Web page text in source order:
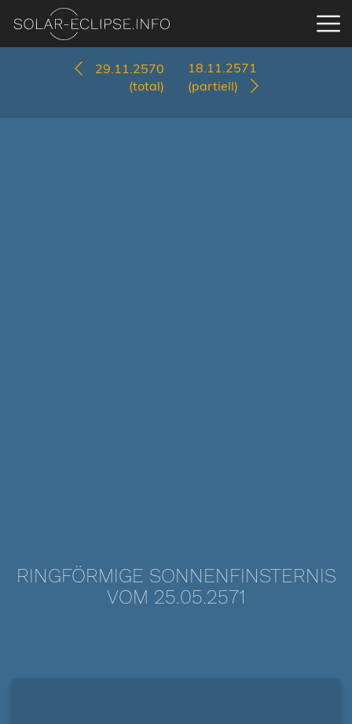
29.11.2570
(total)
18.11.2571
(partiell)
RINGFÖRMIGE SONNENFINSTERNIS
VOM 25.05.2571